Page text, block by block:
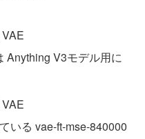
Anything V3モデル用に
いる vae-ft-mse-840000